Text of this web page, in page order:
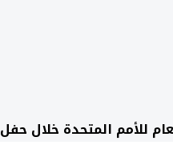
للأمم المتحدة خلال